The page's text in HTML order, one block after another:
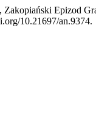
Epizod
10.21697/an.9374.